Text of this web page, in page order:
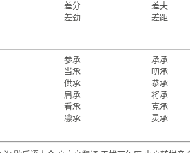
差分 差夫
差劲 差距
参承 承承
当承 叨承
供承 恭承
肩承 将承
看承 克承
凛承 灵承